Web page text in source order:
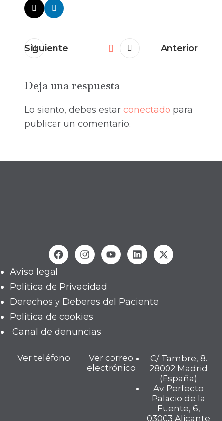
Siguiente Anterior
Deja una respuesta
Lo siento, debes estar conectado para
publicar un comentario.
Aviso legal
Política de Privacidad
Derechos y Deberes del Paciente
Política de cookies
Canal de denuncias
Ver teléfono
Ver correo
electrónico
C/ Tambre, 8.
28002 Madrid
(España)
Av. Perfecto
Palacio de la
Fuente, 6,
03003 Alicante